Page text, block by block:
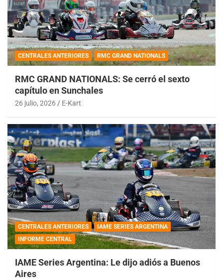
CENTRALES ANTERIORES RMC GRAND NATIONALS
RMC GRAND NATIONALS: Se cerró el sexto
capítulo en Sunchales
26 julio, 2026 E-Kart
CENTRALES ANTERIORES
IAME SERIES ARGENTINA
INFORME CENTRAL
IAME Series Argentina: Le dijo adiós a Buenos
Aires